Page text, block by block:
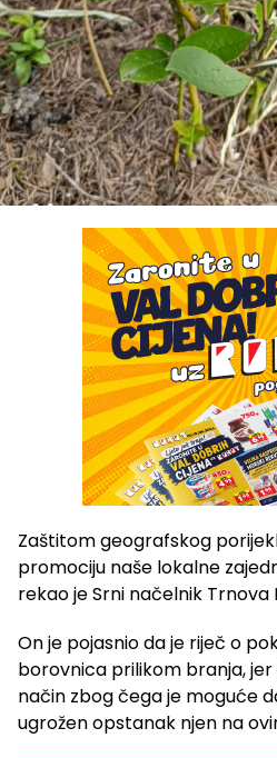
Zaštitom geografskog
promociju naše lokalne
rekao je Srni načelnik Trnova
On je pojasnio da je riječ o
borovnica prilikom branja, jer
način zbog čega je moguće
ugrožen opstanak njen na